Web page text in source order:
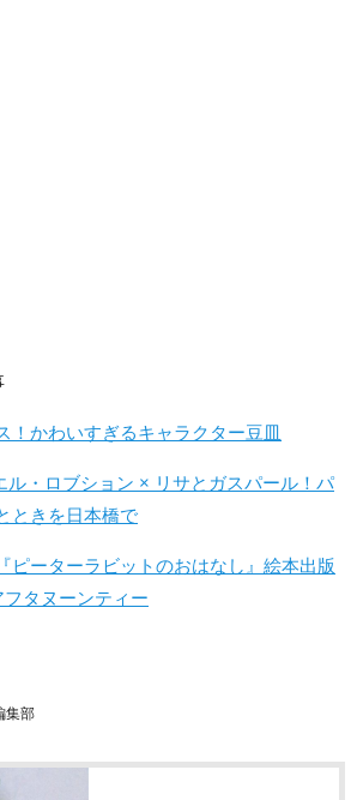
！かわいすぎるキャラクター豆皿
ル・ロブション × リサとガスパール！パ
ときを日本橋で
ピーターラビットのおはなし』絵本出版
タヌーンティー
集部